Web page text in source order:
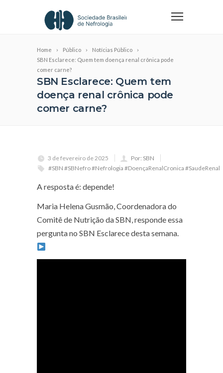
Home Público
Notícias Público
SBN Esclarece: Quem tem doença renal crônica pode
comer carne?
SBN Esclarece: Quem tem
doença renal crônica pode
comer carne?
3 de fevereiro de 2025
Por: SBN
#SBN #SBNefro #Nefrologia #DoençaRenalCronica #SaudeRenal
A resposta é: depende!
Maria Helena Gusmão, Coordenadora do
Comitê de Nutrição da SBN, responde essa
pergunta no SBN Esclarece desta semana.